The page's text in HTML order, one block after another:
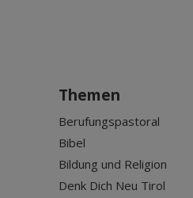
Themen
Berufungspastoral
Bibel
Bildung und Religion
Denk Dich Neu Tirol